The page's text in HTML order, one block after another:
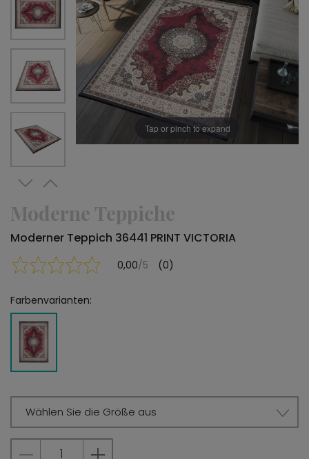
Tap or pinch to expand
Moderne Teppiche
Moderner Teppich 36441 PRINT VICTORIA
0,00/5 (0)
Farbenvarianten:
Wählen Sie die Größe aus